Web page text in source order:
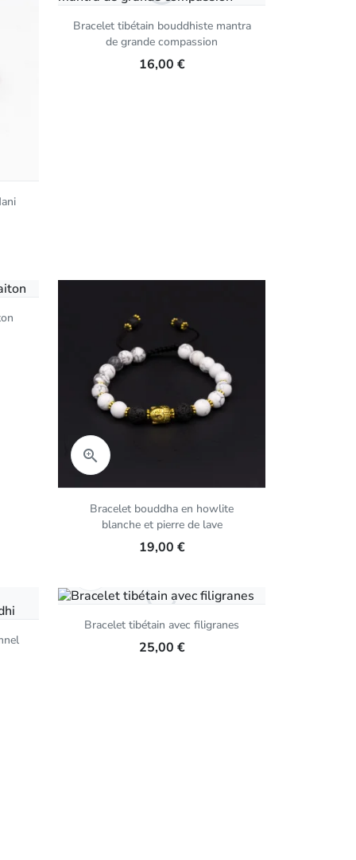
Bracelet tibétain bouddhiste mantra
de grande compassion
16,00 €
 Aperçu rapide
Bracelet bouddha en howlite
blanche et pierre de lave
19,00 €
Bracelet tibétain avec filigranes
25,00 €